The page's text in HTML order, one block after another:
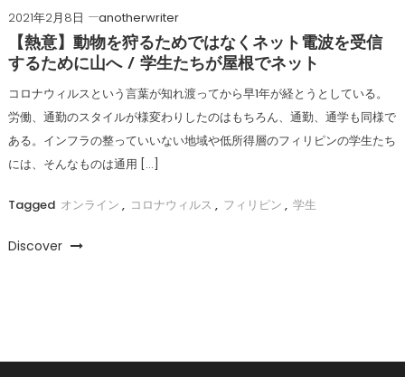
2021年2月8日
anotherwriter
【熱意】動物を狩るためではなくネット電波を受信
するために山へ / 学生たちが屋根でネット
コロナウィルスという言葉が知れ渡ってから早1年が経とうとしている。
労働、通勤のスタイルが様変わりしたのはもちろん、通勤、通学も同様で
ある。インフラの整っていいない地域や低所得層のフィリピンの学生たち
には、そんなものは通用 […]
Tagged オンライン , コロナウィルス , フィリピン , 学生
Discover